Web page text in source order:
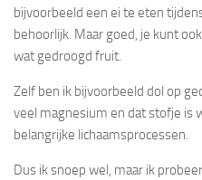
bijvoorbeeld een ei te eten
behoorlijk. Maar goed, je kunt
wat gedroogd fruit.
Zelf ben ik bijvoorbeeld dol op
veel magnesium en dat stofje is
belangrijke lichaamsprocessen.
Dus ik snoep wel, maar ik